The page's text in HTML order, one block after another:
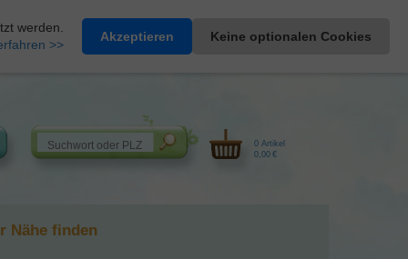
Heimathonig auf Facebook|Kunden-Login
werden.
>>
Akzeptieren Keine optionalen Cookies
0 Artikel
0,00 €
Nähe finden